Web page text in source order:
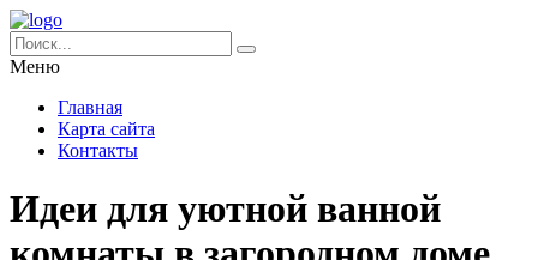
Меню
Главная
Карта сайта
Контакты
Идеи для уютной ванной